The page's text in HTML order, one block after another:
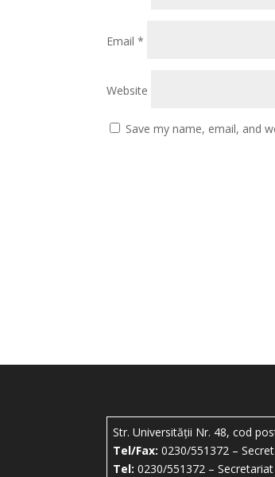
Email*
Website
Save my name, email, and
Str. Universității Nr. 48, cod
Tel/Fax: 0230/551372 –
Tel: 0230/551372 –